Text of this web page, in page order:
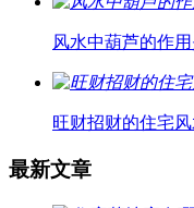
风水中葫芦的作
旺财招财的住宅
最新文章